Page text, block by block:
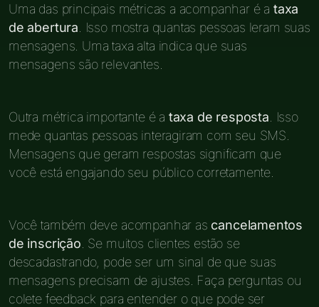
Uma das principais métricas a acompanhar é a taxa
de abertura . Isso mostra quantas pessoas leram suas
mensagens. Uma taxa alta indica que suas
mensagens são relevantes.
Outra métrica importante é a taxa de resposta . Isso
mede quantas pessoas interagiram com seu SMS.
Mensagens que geram respostas significam que
você está engajando seu público corretamente.
Você também deve acompanhar as cancelamentos
de inscrição . Se muitos clientes estão se
descadastrando, pode ser um sinal de que suas
mensagens precisam de ajustes. Faça perguntas ou
colete feedback para entender o que pode ser